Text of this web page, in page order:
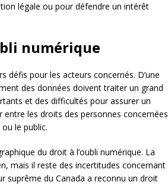
légale ou pour défendre un intérêt
numérique
défis pour les acteurs concernés. D’une
des données doivent traiter un grand
et des difficultés pour assurer un
les droits des personnes concernées
le public.
du droit à l’oubli numérique. La
mais il reste des incertitudes concernant
suprême du Canada a reconnu un droit